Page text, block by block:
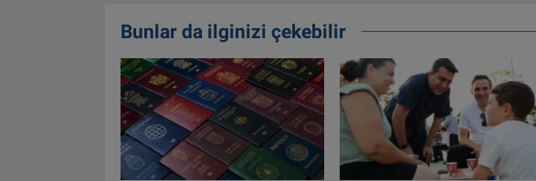
Bunlar da ilginizi çekebilir